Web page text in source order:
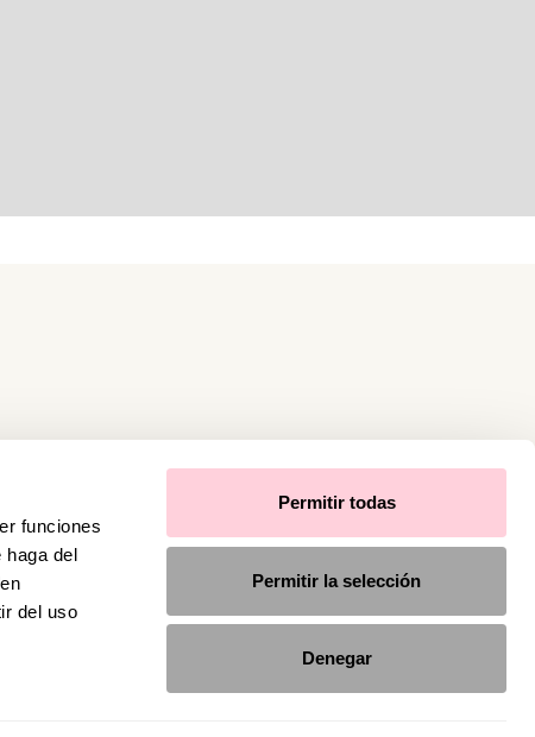
funciones
haga del
del uso
Permitir todas
Permitir la selección
Denegar